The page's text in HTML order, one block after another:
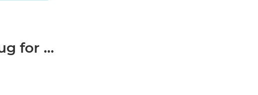
for ...